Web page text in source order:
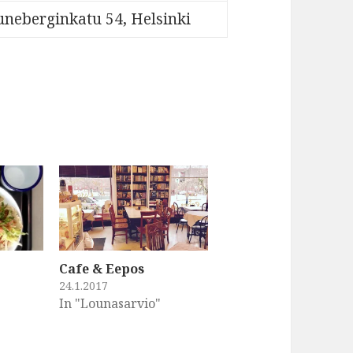
54, Helsinki
Cafe & Eepos
24.1.2017
In "Lounasarvio"